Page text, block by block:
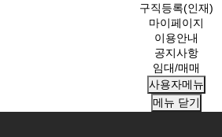
구직등록(인재)
마이페이지
이용안내
공지사항
임대/매매
사용자메뉴
메뉴 닫기